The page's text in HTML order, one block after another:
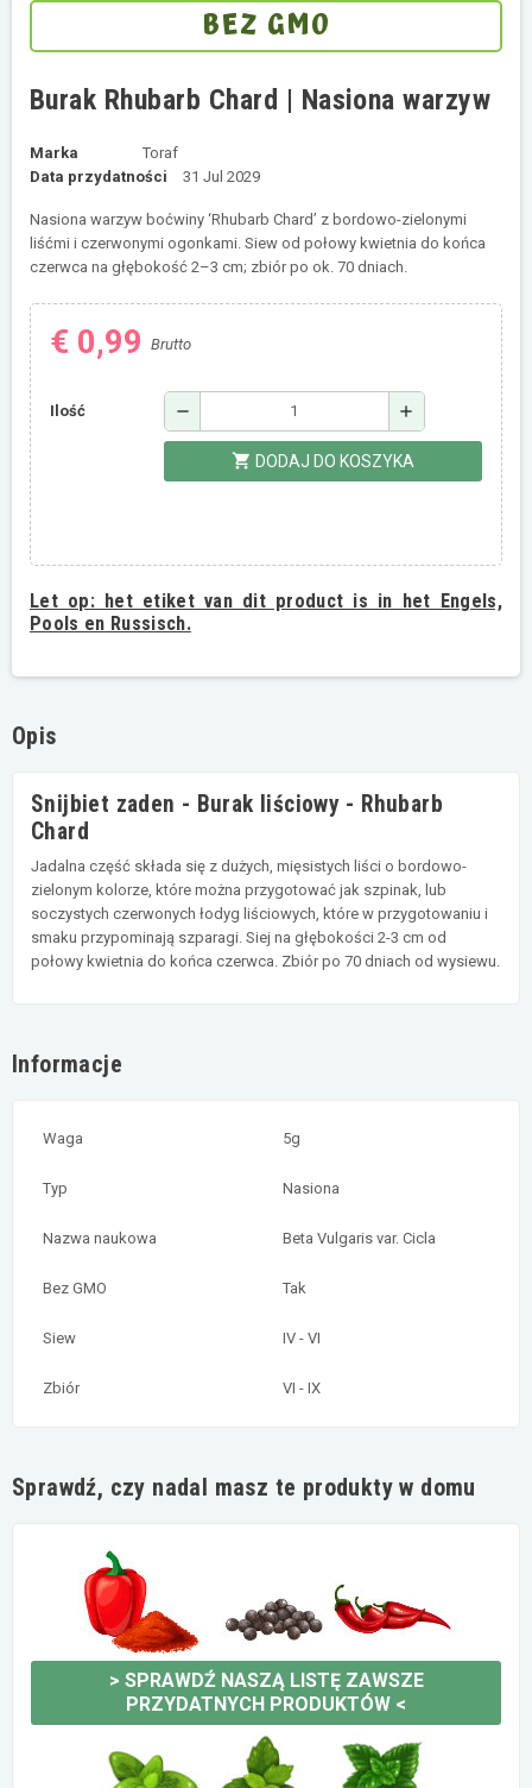
BEZ GMO
Burak Rhubarb Chard | Nasiona warzyw
Marka
Toraf
Data przydatności
31 Jul 2029
Nasiona warzyw boćwiny ‘Rhubarb Chard’ z bordowo-zielonymi
liśćmi i czerwonymi ogonkami. Siew od połowy kwietnia do końca
czerwca na głębokość 2–3 cm; zbiór po ok. 70 dniach.
€ 0,99 Brutto
Ilość remove add
shopping_cart DODAJ DO KOSZYKA
Let op:het etiket van dit product is in het Engels,
Pools en Russisch.
Opis
Snijbiet zaden - Burak liściowy - Rhubarb
Chard
Jadalna część składa się z dużych, mięsistych liści o bordowo-
zielonym kolorze, które można przygotować jak szpinak, lub
soczystych czerwonych łodyg liściowych, które w przygotowaniu i
smaku przypominają szparagi. Siej na głębokości 2-3 cm od
połowy kwietnia do końca czerwca. Zbiór po 70 dniach od wysiewu.
Informacje
Waga 5g
Typ Nasiona
Nazwa naukowa Beta Vulgaris var. Cicla
Bez GMO Tak
Siew IV - VI
Zbiór VI - IX
Sprawdź, czy nadal masz te produkty w domu
> SPRAWDŹ NASZĄ LISTĘ ZAWSZE
PRZYDATNYCH PRODUKTÓW <